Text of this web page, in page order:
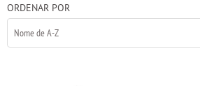
ORDENAR POR
Nome de A-Z